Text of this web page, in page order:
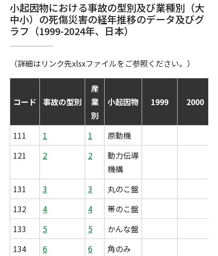
小起因物における事故の型別及び業種別（大
中小）の死傷災害の経年推移のデータ及びグ
ラフ（1999-2024年、日本）
（詳細はリンク先xlsxファイルをご参照ください。）
コード 事故の型別
産
業
別
小起因物 1999 2000
111 1 1 原動機
121
2 2
動力伝導
機構
131 3 3 丸のこ盤
132
4 4 帯のこ盤
133
5 5 かんな盤
134
6 6
角のみ